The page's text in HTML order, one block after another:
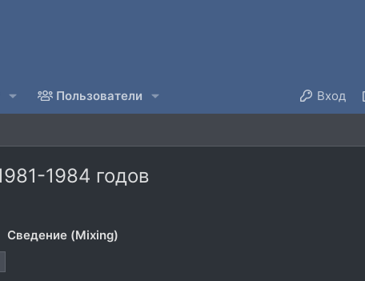
Пользователи Вход
1984 годов
Сведение (Mixing)